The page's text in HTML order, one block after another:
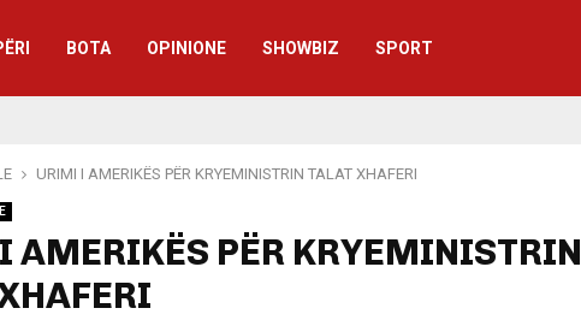
BOTA OPINIONE SHOWBIZ SPORT
URIMI I AMERIKËS PËR KRYEMINISTRIN TALAT XHAFERI
AMERIKËS PËR KRYEMINISTRIN